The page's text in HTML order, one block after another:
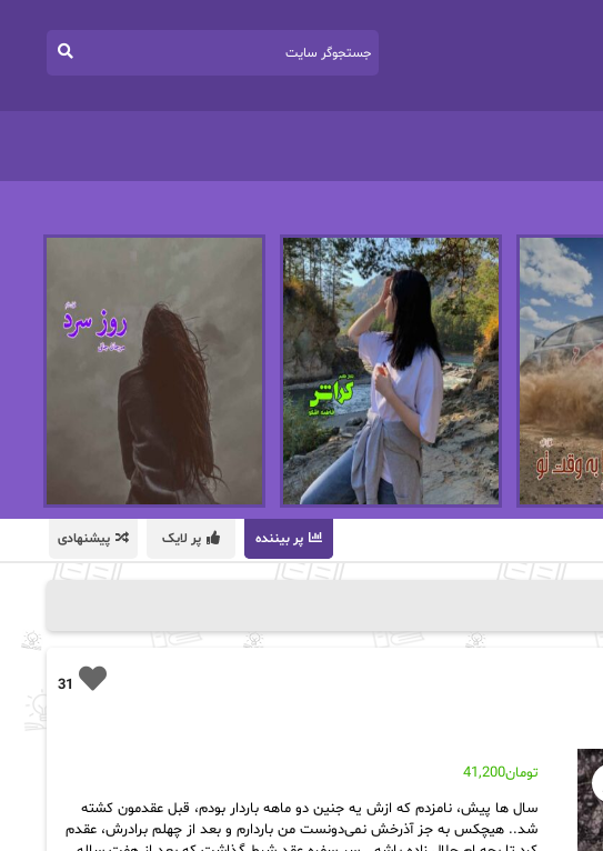
پر بیننده پر لایک پیشنهادی
31
تومان41,200
سال ها پیش، نامزدم که ازش یه جنین دو ماهه باردار بودم، قبل عقدمون کشته
شد.. هیچکس به جز آذرخش نمی‌دونست من باردارم و بعد از چهلم برادرش، عقدم